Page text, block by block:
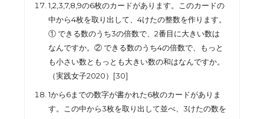
1,2,3,7,8,9の6枚のカードがあります。このカードの
中から4枚を取り出して、4けたの整数を作ります。
① できる数のうち3の倍数で、2番目に大きい数は
なんですか。② できる数のうち4の倍数で、もっと
も小さい数ともっとも大きい数の和はなんですか。
（実践女子2020）[30]
1から6までの数字が書かれた6枚のカードがありま
す。この中から3枚を取り出して並べ、3けたの数を